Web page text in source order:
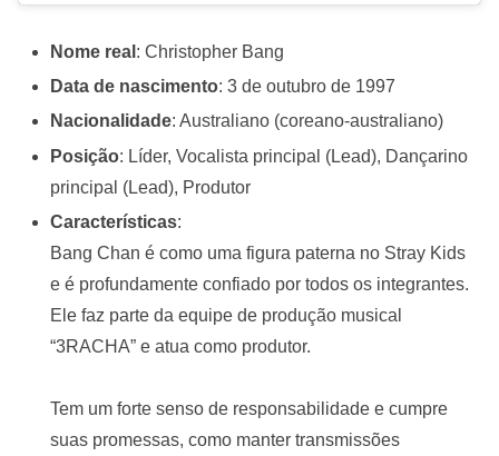
Nome real : Christopher Bang
Data de nascimento: 3 de outubro de 1997
Nacionalidade: Australiano (coreano-australiano)
Posição: Líder, Vocalista principal (Lead), Dançarino
principal (Lead), Produtor
Características:
Bang Chan é como uma figura paterna no Stray Kids
e é profundamente confiado por todos os integrantes.
Ele faz parte da equipe de produção musical
“3RACHA” e atua como produtor.
Tem um forte senso de responsabilidade e cumpre
suas promessas, como manter transmissões